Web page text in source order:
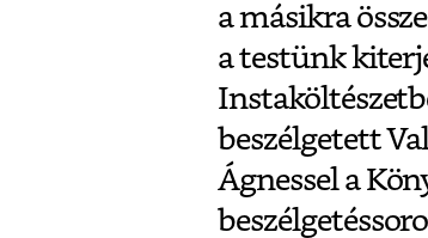
a másikra
a testünk
beszélgetett
Ágnessel a